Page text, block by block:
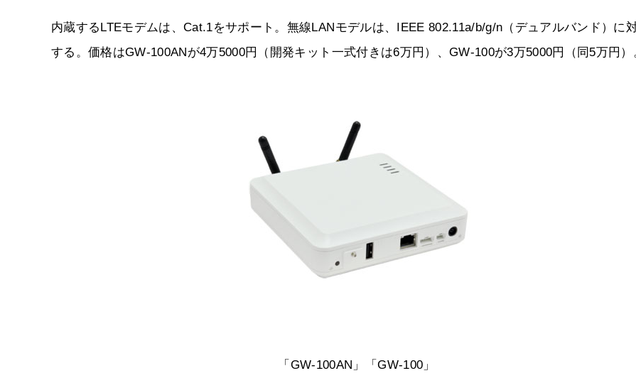
内蔵するLTEモデムは、Cat.1をサポート。無線LANモデルは、IEEE 802.11a/b/g/n（デュアルバンド）に
する。価格はGW-100ANが4万5000円（開発キット一式付きは6万円）、GW-100が3万5000円（同5万円）
「GW-100AN」「GW-100」